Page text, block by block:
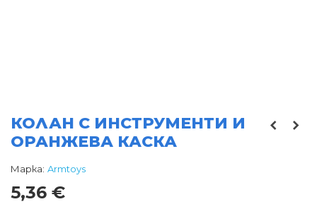
КОЛАН С ИНСТРУМЕНТИ И
ОРАНЖЕВА КАСКА
Марка: Armtoys
5,36 €